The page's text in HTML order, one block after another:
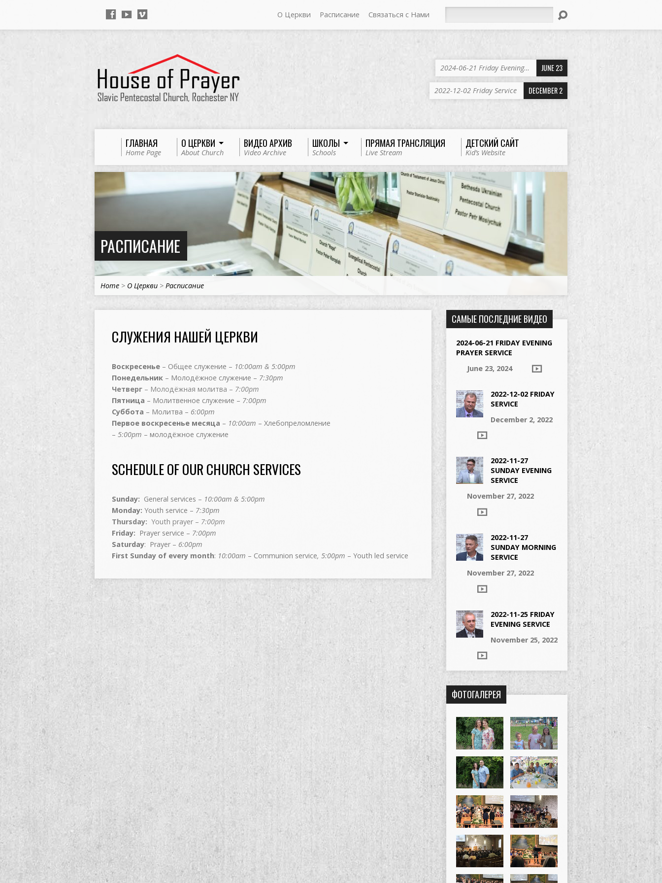
О Церкви Расписание Связаться с Нами
2024-06-21 Friday Evening… JUNE 23
2022-12-02 Friday Service DECEMBER 2
ГЛАВНАЯ
Home Page
О ЦЕРКВИ
About Church
ВИДЕО АРХИВ
Video Archive
ШКОЛЫ
Schools
ПРЯМАЯ ТРАНСЛЯЦИЯ
Live Stream
ДЕТСКИЙ САЙТ
Kid’s Website
РАСПИСАНИЕ
Home > О Церкви > Расписание
СЛУЖЕНИЯ НАШЕЙ ЦЕРКВИ
Воскресенье – Общее cлужение – 10:00am & 5:00pm
Понедельник – Молодёжное служение – 7:30pm
Четверг – Молодёжная молитва – 7:00pm
Пятница – Молитвенное служение – 7:00pm
Суббота – Молитва – 6:00pm
Первое воскресенье месяца – 10:00am – Хлебопреломление
– 5:00pm – молодёжное служение
SCHEDULE OF OUR CHURCH SERVICES
Sunday: General services – 10:00am & 5:00pm
Monday: Youth service – 7:30pm
Thursday: Youth prayer – 7:00pm
Friday: Prayer service – 7:00pm
Saturday: Prayer – 6:00pm
First Sunday of every month: 10:00am – Communion service, 5:00pm – Youth led service
САМЫЕ ПОСЛЕДНИЕ ВИДЕО
2024-06-21 FRIDAY EVENING
PRAYER SERVICE
June 23, 2024
2022-12-02 FRIDAY
SERVICE
December 2, 2022
2022-11-27
SUNDAY EVENING
SERVICE
November 27, 2022
2022-11-27
SUNDAY MORNING
SERVICE
November 27, 2022
2022-11-25 FRIDAY
EVENING SERVICE
November 25, 2022
ФОТОГАЛЕРЕЯ